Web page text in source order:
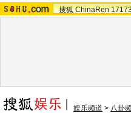
搜狐 ChinaRen
娱乐频道 > 八卦